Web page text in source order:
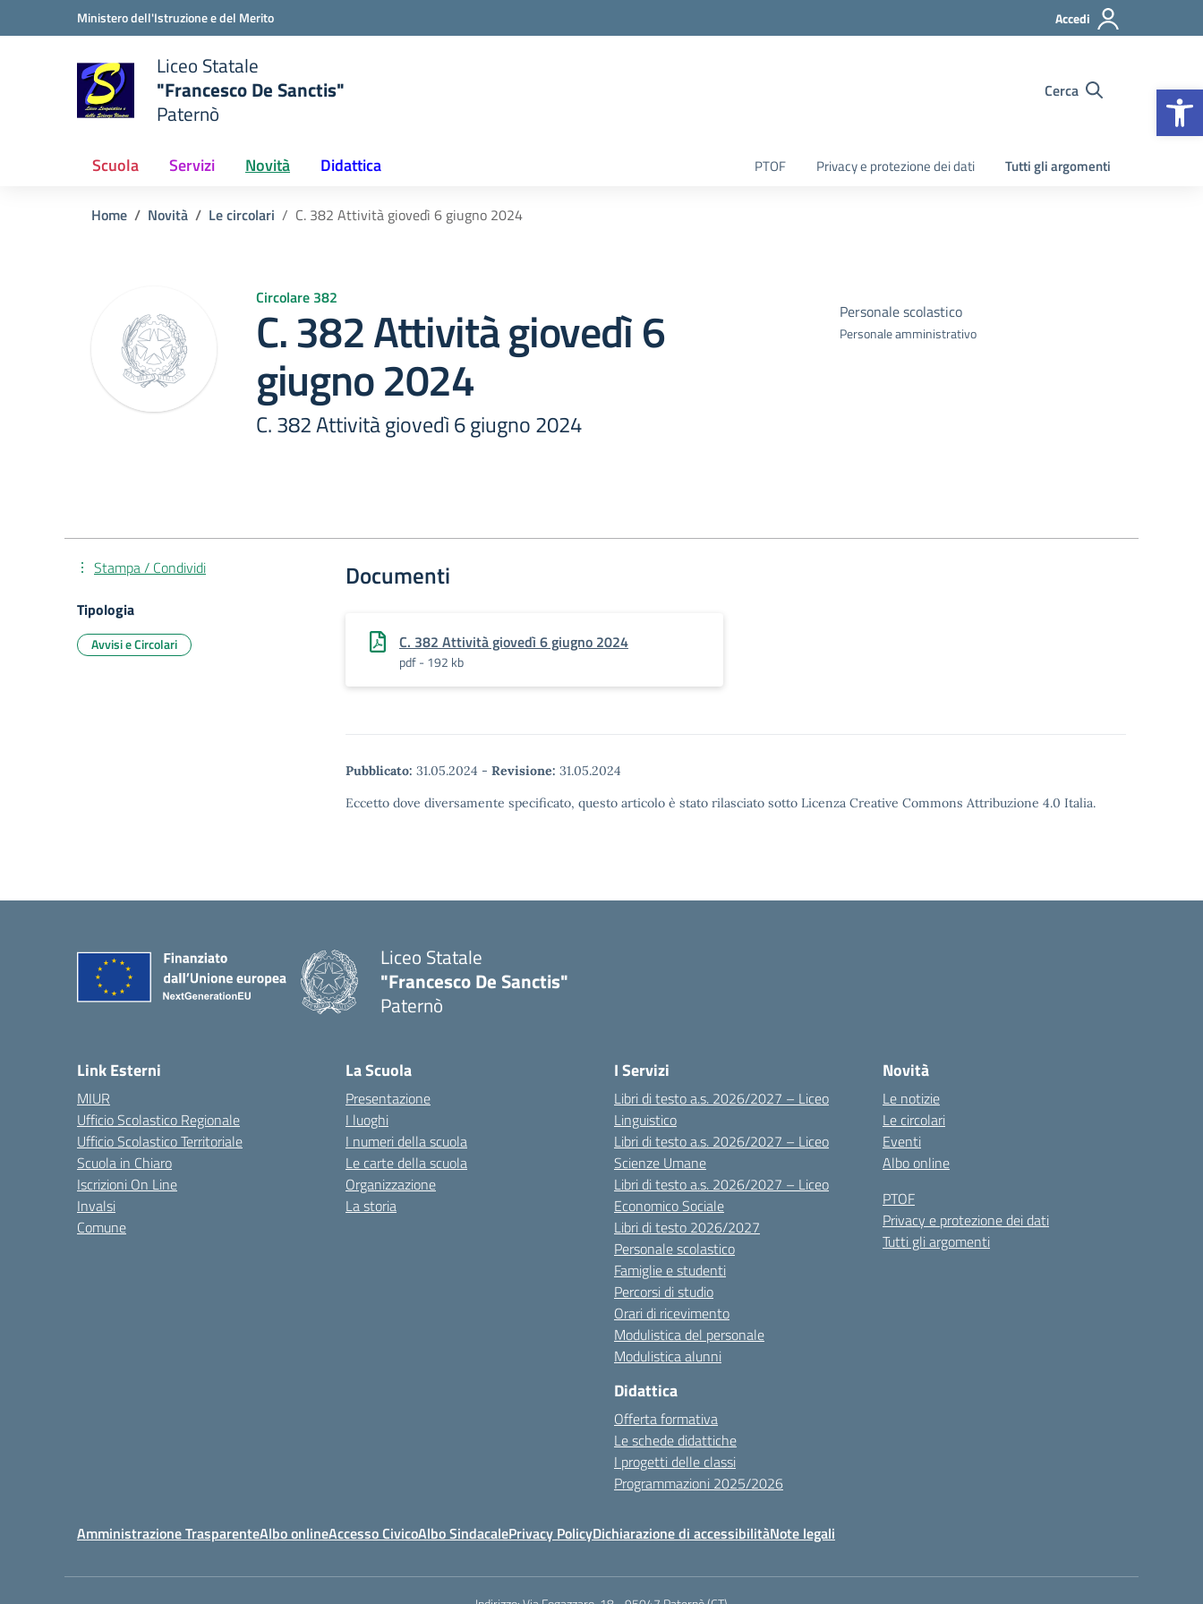
Vai ai contenuti
Vai al menu di navigazioneMinistero dell'Istruzione e del Merito Accedi
scuola
Liceo Statale
"Francesco De Sanctis"
Paternò
Cerca
Scuola Servizi Novità Didattica PTOF Privacy e protezione dei dati Tutti gli argomenti
Home Novità Le circolari C. 382 Attività giovedì 6 giugno 2024
Circolare 382
C. 382 Attività giovedì 6
giugno 2024
C. 382 Attività giovedì 6 giugno 2024
Personale scolastico
Personale amministrativo
Documenti
C. 382 Attività giovedì 6 giugno 2024
pdf - 192 kb
Pubblicato: 31.05.2024 - Revisione: 31.05.2024
Eccetto dove diversamente specificato, questo articolo è stato rilasciato sotto Licenza Creative Commons Attribuzione 4.0 Italia.
Stampa / Condividi
Tipologia
Avvisi e Circolari
Liceo Statale
"Francesco De Sanctis"
Paternò
Link Esterni
MIUR
Ufficio Scolastico Regionale
Ufficio Scolastico Territoriale
Scuola in Chiaro
Iscrizioni On Line
Invalsi
Comune
La Scuola
Presentazione
I luoghi
I numeri della scuola
Le carte della scuola
Organizzazione
La storia
I Servizi
Libri di testo a.s. 2026/2027 – Liceo
Linguistico
Libri di testo a.s. 2026/2027 – Liceo
Scienze Umane
Libri di testo a.s. 2026/2027 – Liceo
Economico Sociale
Libri di testo 2026/2027
Personale scolastico
Famiglie e studenti
Percorsi di studio
Orari di ricevimento
Modulistica del personale
Modulistica alunni
Didattica
Offerta formativa
Le schede didattiche
I progetti delle classi
Programmazioni 2025/2026
Novità
Le notizie
Le circolari
Eventi
Albo online
PTOF
Privacy e protezione dei dati
Tutti gli argomenti
Amministrazione TrasparenteAlbo onlineAccesso CivicoAlbo SindacalePrivacy PolicyDichiarazione di accessibilitàNote legali